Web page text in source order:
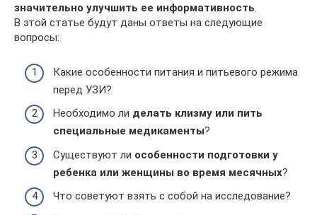
значительно улучшить ее информативность.
В этой статье будут даны ответы на следующие
вопросы:
Какие особенности питания и питьевого режима
перед УЗИ?
Необходимо ли делать клизму или пить
специальные медикаменты?
Существуют ли особенности подготовки у
ребенка или женщины во время месячных?
Что советуют взять с собой на исследование?